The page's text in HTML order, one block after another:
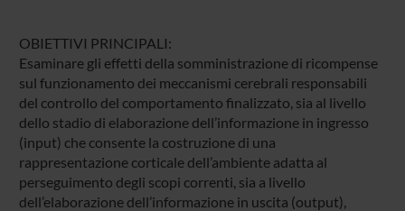
OBIETTIVI PRINCIPALI:
Esaminare gli effetti della somministrazione di ricompense
sul funzionamento dei meccanismi cerebrali responsabili
del controllo del comportamento finalizzato, sia al livello
dello stadio di elaborazione dell’informazione in ingresso
(input) che consente la costruzione di una
rappresentazione corticale dell’ambiente adatta al
perseguimento degli scopi correnti, sia a livello
dell’elaborazione dell’informazione in uscita (output),